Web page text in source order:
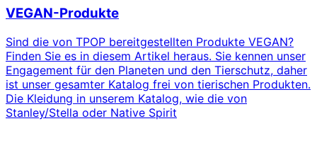
VEGAN-Produkte
Sind die von TPOP bereitgestellten Produkte VEGAN?
Finden Sie es in diesem Artikel heraus. Sie kennen unser
Engagement für den Planeten und den Tierschutz, daher
ist unser gesamter Katalog frei von tierischen Produkten.
Die Kleidung in unserem Katalog, wie die von
Stanley/Stella oder Native Spirit